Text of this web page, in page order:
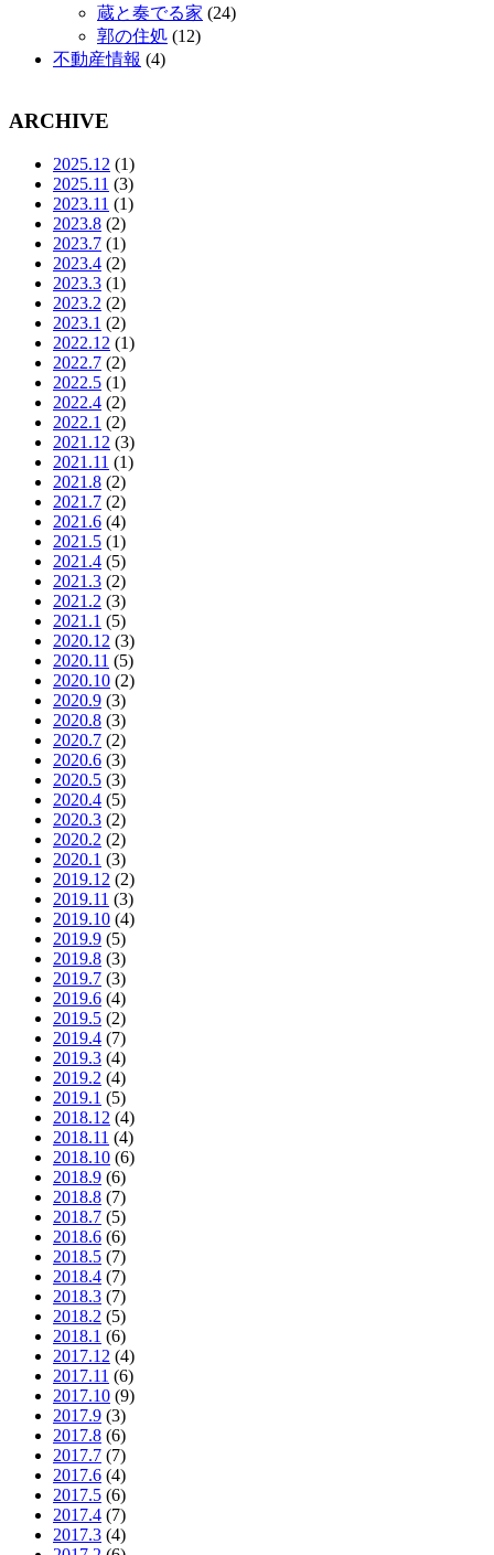
蔵と奏でる家 (24)
郭の住処 (12)
不動産情報 (4)
ARCHIVE
2025.12 (1)
2025.11 (3)
2023.11 (1)
2023.8 (2)
2023.7 (1)
2023.4 (2)
2023.3 (1)
2023.2 (2)
2023.1 (2)
2022.12 (1)
2022.7 (2)
2022.5 (1)
2022.4 (2)
2022.1 (2)
2021.12 (3)
2021.11 (1)
2021.8 (2)
2021.7 (2)
2021.6 (4)
2021.5 (1)
2021.4 (5)
2021.3 (2)
2021.2 (3)
2021.1 (5)
2020.12 (3)
2020.11 (5)
2020.10 (2)
2020.9 (3)
2020.8 (3)
2020.7 (2)
2020.6 (3)
2020.5 (3)
2020.4 (5)
2020.3 (2)
2020.2 (2)
2020.1 (3)
2019.12 (2)
2019.11 (3)
2019.10 (4)
2019.9 (5)
2019.8 (3)
2019.7 (3)
2019.6 (4)
2019.5 (2)
2019.4 (7)
2019.3 (4)
2019.2 (4)
2019.1 (5)
2018.12 (4)
2018.11 (4)
2018.10 (6)
2018.9 (6)
2018.8 (7)
2018.7 (5)
2018.6 (6)
2018.5 (7)
2018.4 (7)
2018.3 (7)
2018.2 (5)
2018.1 (6)
2017.12 (4)
2017.11 (6)
2017.10 (9)
2017.9 (3)
2017.8 (6)
2017.7 (7)
2017.6 (4)
2017.5 (6)
2017.4 (7)
2017.3 (4)